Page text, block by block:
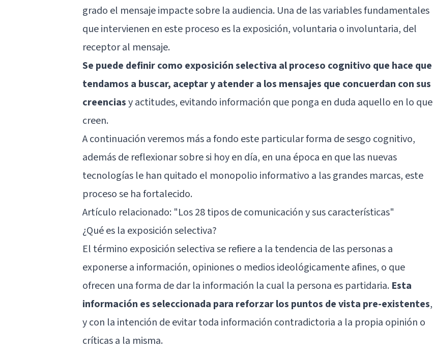
grado el mensaje impacte sobre la audiencia. Una de las variables fundamentales
que intervienen en este proceso es la exposición, voluntaria o involuntaria, del
receptor al mensaje.
Se puede definir como exposición selectiva al proceso cognitivo que hace que
tendamos a buscar, aceptar y atender a los mensajes que concuerdan con sus
creenciasy actitudes, evitando información que ponga en duda aquello en lo que
creen.
A continuación veremos más a fondo este particular forma de sesgo cognitivo,
además de reflexionar sobre si hoy en día, en una época en que las nuevas
tecnologías le han quitado el monopolio informativo a las grandes marcas, este
proceso se ha fortalecido.
Artículo relacionado: "Los 28 tipos de comunicación y sus características"
¿Qué es la exposición selectiva?
El término exposición selectiva se refiere a la tendencia de las personas a
exponerse a información, opiniones o medios ideológicamente afines, o que
ofrecen una forma de dar la información la cual la persona es partidaria. Esta
información es seleccionada para reforzar los puntos de vista pre-existentes,
y con la intención de evitar toda información contradictoria a la propia opinión o
críticas a la misma.